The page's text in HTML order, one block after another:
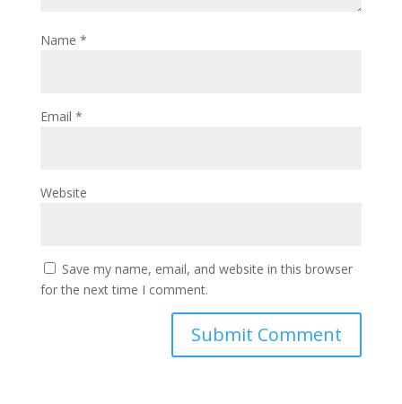
Name *
Email *
Website
Save my name, email, and website in this browser
for the next time I comment.